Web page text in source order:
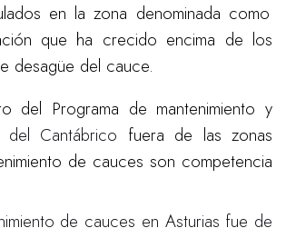
en la zona denominada como
que ha crecido encima de los
desagüe del cauce.
del Programa de mantenimiento y
del Cantábrico fuera de las zonas
de cauces son competencia
de cauces en Asturias fue de